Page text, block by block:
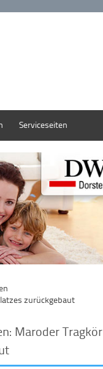
Serviceseiten
zurückgebaut
Maroder